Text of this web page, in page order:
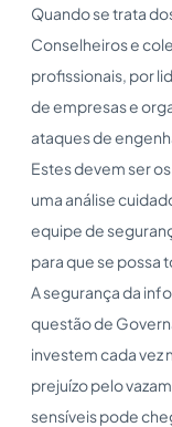
Quando se trata
Conselheiros e
profissionais, por
de empresas e
ataques de
Estes devem ser
uma análise
equipe de
para que se possa
A segurança da
questão de
investem cada vez
prejuízo pelo
sensíveis pode